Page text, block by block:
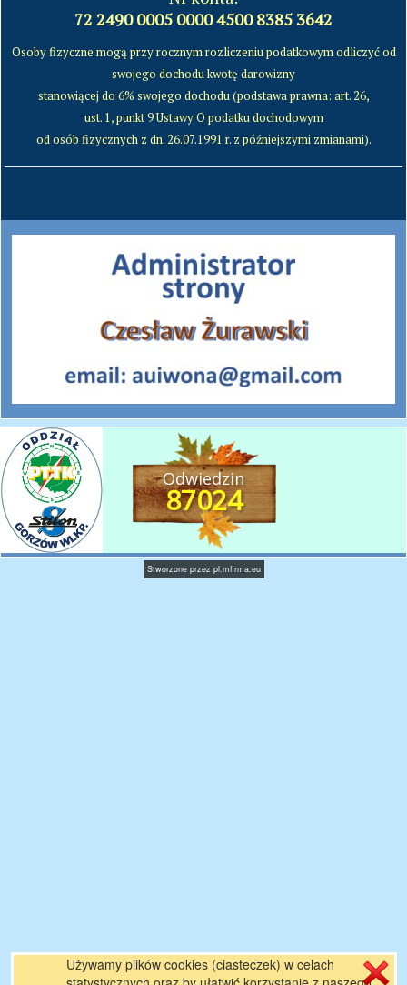
72 2490 0005 0000 4500 8385 3642
Osoby fizyczne mogą przy rocznym rozliczeniu podatkowym odliczyć od
swojego dochodu kwotę darowizny
stanowiącej do 6% swojego dochodu (podstawa prawna: art. 26,
ust. 1, punkt 9 Ustawy O podatku dochodowym
od osób fizycznych z dn. 26.07.1991 r. z późniejszymi zmianami).
Odwiedzin
87024
Stworzone przez pl.mfirma.eu
Używamy plików cookies (ciasteczek) w celach